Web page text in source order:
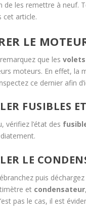
de les remettre à neuf.
cet article.
LE
que lesvolets
moteurs. En effet, la
ce dernier afin
FUSIBLES
vérifiez l’état des
LE
puis
et condensateur
pas le cas, il est